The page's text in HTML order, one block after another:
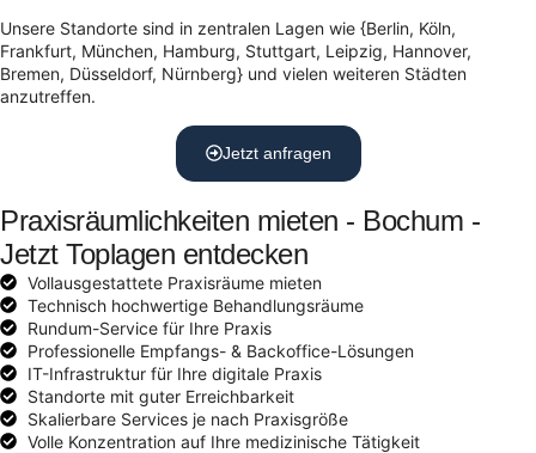
Unsere Standorte sind in zentralen Lagen wie {Berlin, Köln,
Frankfurt, München, Hamburg, Stuttgart, Leipzig, Hannover,
Bremen, Düsseldorf, Nürnberg} und vielen weiteren Städten
anzutreffen.
Jetzt anfragen
Praxisräumlichkeiten mieten - Bochum -
Jetzt Toplagen entdecken
Vollausgestattete Praxisräume mieten
Technisch hochwertige Behandlungsräume
Rundum-Service für Ihre Praxis
Professionelle Empfangs- & Backoffice-Lösungen
IT-Infrastruktur für Ihre digitale Praxis
Standorte mit guter Erreichbarkeit
Skalierbare Services je nach Praxisgröße
Volle Konzentration auf Ihre medizinische Tätigkeit